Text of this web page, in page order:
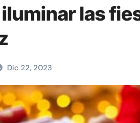
las
Dic 22, 2023